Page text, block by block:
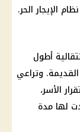
الإيجار الحر.
أطول
القديمة. وتراعي
الأسر،
لها مدة